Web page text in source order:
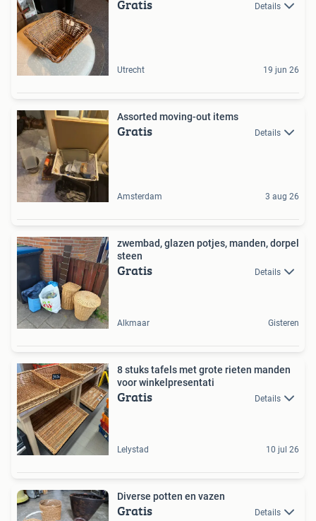
Gratis Details
Utrecht 19 jun 26
Assorted moving-out items
Gratis Details
Amsterdam 3 aug 26
zwembad, glazen potjes, manden, dorpel
steen
Gratis Details
Alkmaar Gisteren
8 stuks tafels met grote rieten manden
voor winkelpresentati
Gratis Details
Lelystad 10 jul 26
Diverse potten en vazen
Gratis Details